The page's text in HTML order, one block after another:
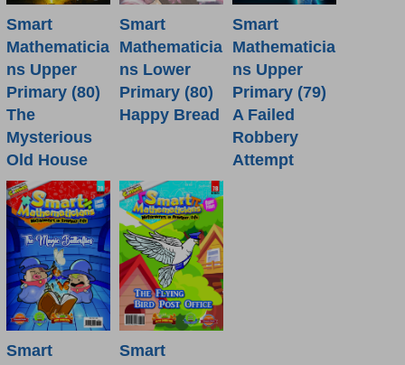
Smart
Mathematicia
ns Upper
Primary (80)
The
Mysterious
Old House
Smart
Mathematicia
ns Lower
Primary (80)
Happy Bread
Smart
Mathematicia
ns Upper
Primary (79)
A Failed
Robbery
Attempt
Smart
Smart